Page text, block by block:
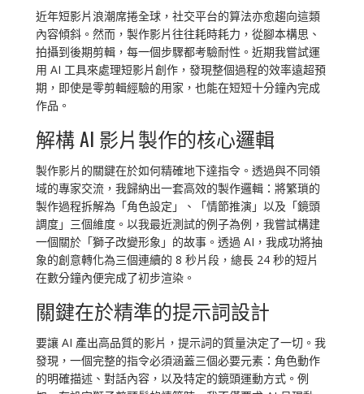
近年短影片浪潮席捲全球，社交平台的算法亦愈趨向這類
內容傾斜。然而，製作影片往往耗時耗力，從腳本構思、
拍攝到後期剪輯，每一個步驟都考驗耐性。近期我嘗試運
用 AI 工具來處理短影片創作，發現整個過程的效率遠超預
期，即使是零剪輯經驗的用家，也能在短短十分鐘內完成
作品。
解構 AI 影片製作的核心邏輯
製作影片的關鍵在於如何精確地下達指令。透過與不同領
域的專家交流，我歸納出一套高效的製作邏輯：將繁瑣的
製作過程拆解為「角色設定」、「情節推演」以及「鏡頭
調度」三個維度。以我最近測試的例子為例，我嘗試構建
一個關於「獅子改變形象」的故事。透過 AI，我成功將抽
象的創意轉化為三個連續的 8 秒片段，總長 24 秒的短片
在數分鐘內便完成了初步渲染。
關鍵在於精準的提示詞設計
要讓 AI 產出高品質的影片，提示詞的質量決定了一切。我
發現，一個完整的指令必須涵蓋三個必要元素：角色動作
的明確描述、對話內容，以及特定的鏡頭運動方式。例